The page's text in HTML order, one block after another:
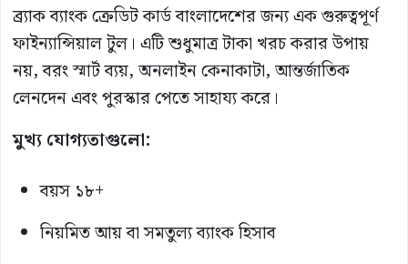
ব্র্যাক ব্যাংক ক্রেডিট কার্ড বাংলাদেশের জন্য এক গুরুত্বপূর্ণ
ফাইন্যান্সিয়াল টুল। এটি শুধুমাত্র টাকা খরচ করার উপায়
নয়, বরং স্মার্ট ব্যয়, অনলাইন কেনাকাটা, আন্তর্জাতিক
লেনদেন এবং পুরস্কার পেতে সাহায্য করে।
মুখ্য যোগ্যতাগুলো:
বয়স ১৮+
নিয়মিত আয় বা সমতুল্য ব্যাংক হিসাব